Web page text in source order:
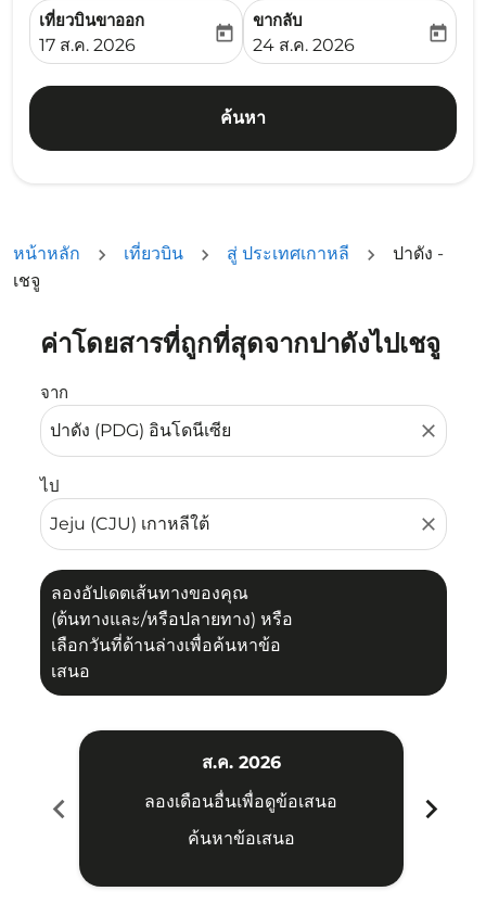
เที่ยวบินขาออก
fc-booking-departure-date-aria-label
17 ส.ค. 2026
today
ขากลับ
fc-booking-return-date-
24 ส.ค. 2026
today
ค้นหา
หน้าหลัก เที่ยวบิน สู่ ประเทศเกาหลี
ปาดัง -
เชจู
ค่าโดยสารที่ถูกที่สุดจากปาดังไปเชจู
จาก
close
ไป
close
ลองอัปเดตเส้นทางของคุณ
(ต้นทางและ/หรือปลายทาง) หรือ
เลือกวันที่ด้านล่างเพื่อค้นหาข้อ
เสนอ
ลองอัปเดตเส้นทางของคุณ (ต้นทางและ/หรือปลายทาง) หรื
chevron_left
ส.ค. 2026
ลองเดือนอื่นเพื่อดูข้อเสนอ
ค้นหาข้อเสนอ
chevron_right